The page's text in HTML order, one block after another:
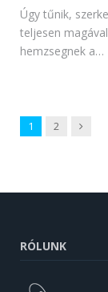
Úgy tűnik,
teljesen
hemzsegnek a…
1 2 Next
RÓLUNK